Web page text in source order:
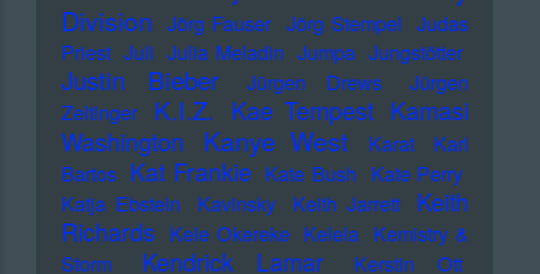
Division Jörg Fauser Jörg Stempel Judas
Priest Juli Julia Meladin Jumpa Jungstötter
Justin Bieber Jürgen Drews
Jürgen
Zeltinger
K.I.Z. Kae Tempest Kamasi
Washington
Kanye West Karat
Karl
Bartos Kat Frankie Kate Bush Kate Perry
Katja Ebstein
Kavinsky Keith Jarrett
Keith
Richards Kele Okereke Kelela Kemistry &
Storm
Kendrick Lamar
Kerstin Ott